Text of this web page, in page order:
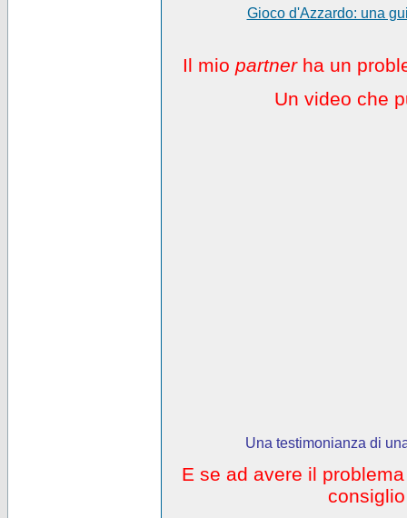
Gioco d'Azzardo: una
Il mio partnerha un
Un video che
Una testimonianza di
E se ad avere il